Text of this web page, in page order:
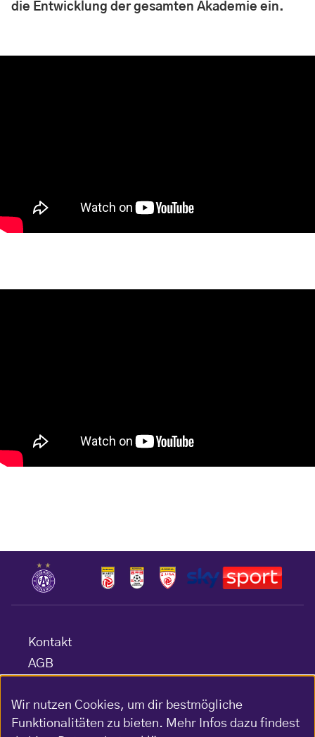
die Entwicklung der gesamten Akademie ein.
Kontakt
AGB
Barrierefreiheitserklärung
Impressum
Wir nutzen Cookies, um dir bestmögliche
Funktionalitäten zu bieten. Mehr Infos dazu findest